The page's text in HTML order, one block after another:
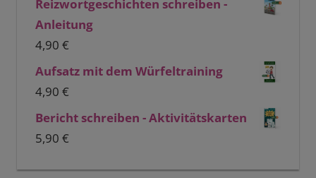
Reizwortgeschichten schreiben -
Anleitung
4,90 €
Aufsatz mit dem Würfeltraining
4,90 €
Bericht schreiben - Aktivitätskarten
5,90 €